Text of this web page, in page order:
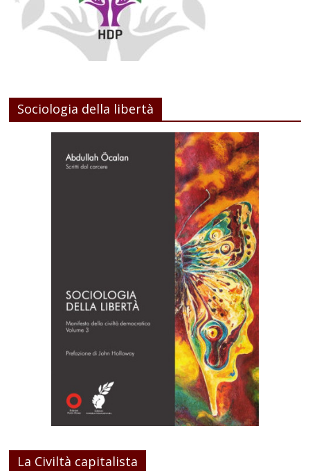
Sociologia della libertà
La Civiltà capitalista